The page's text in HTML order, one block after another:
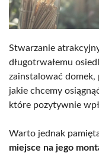
Stwarzanie
długotrwałemu
zainstalować domek,
jakie chcemy
które pozytywnie
Warto jednak
miejsce na jego